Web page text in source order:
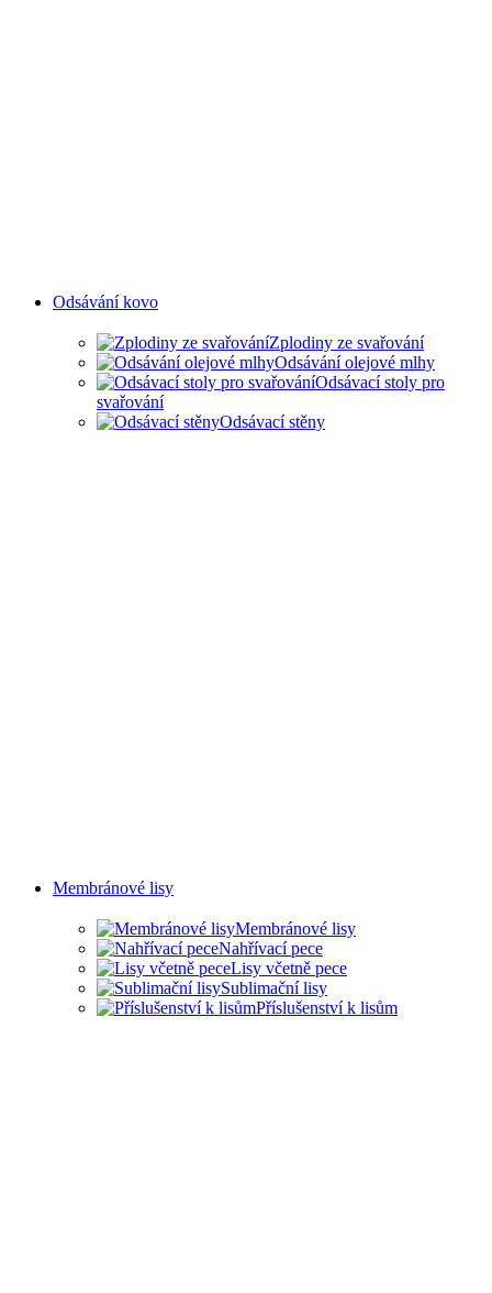
Odsávání kovo
Zplodiny ze svařování
Odsávání olejové mlhy
Odsávací stoly pro
svařování
Odsávací stěny
Membránové lisy
Membránové lisy
Nahřívací pece
Lisy včetně pece
Sublimační lisy
Příslušenství k lisům